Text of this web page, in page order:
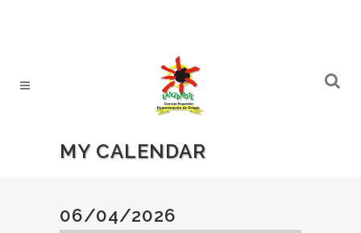
MY CALENDAR
06/04/2026